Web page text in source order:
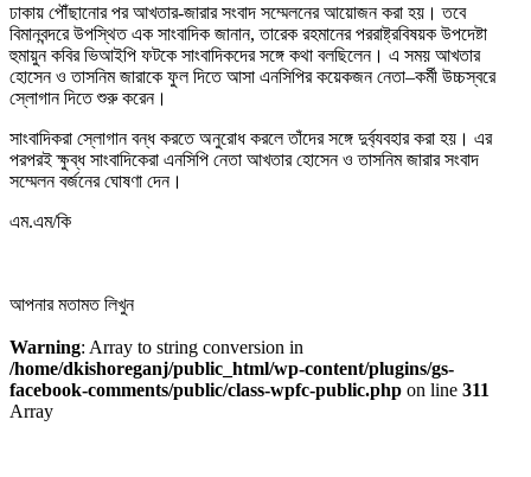
ঢাকায় পৌঁছানোর পর আখতার-জারার সংবাদ সম্মেলনের আয়োজন করা হয়। তবে
বিমানবন্দরে উপস্থিত এক সাংবাদিক জানান, তারেক রহমানের পররাষ্ট্রবিষয়ক উপদেষ্টা
হুমায়ুন কবির ভিআইপি ফটকে সাংবাদিকদের সঙ্গে কথা বলছিলেন। এ সময় আখতার
হোসেন ও তাসনিম জারাকে ফুল দিতে আসা এনসিপির কয়েকজন নেতা–কর্মী উচ্চস্বরে
স্লোগান দিতে শুরু করেন।
সাংবাদিকরা স্লোগান বন্ধ করতে অনুরোধ করলে তাঁদের সঙ্গে দুর্ব্যবহার করা হয়। এর
পরপরই ক্ষুব্ধ সাংবাদিকেরা এনসিপি নেতা আখতার হোসেন ও তাসনিম জারার সংবাদ
সম্মেলন বর্জনের ঘোষণা দেন।
এম.এম/কি
আপনার মতামত লিখুন
Warning: Array to string conversion in
/home/dkishoreganj/public_html/wp-content/plugins/gs-
facebook-comments/public/class-wpfc-public.php on line 311
Array